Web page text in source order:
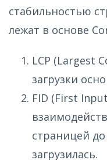
стабильностью
лежат в основе
LCP (Largest
загрузки
FID (First
страницей
загрузилась.